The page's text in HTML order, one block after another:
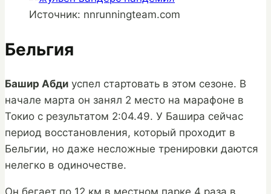
Источник: nnrunningteam.com
Бельгия
Башир Абди успел стартовать в этом сезоне. В
начале марта он занял 2 место на марафоне в
Токио с результатом 2:04.49. У Башира сейчас
период восстановления, который проходит в
Бельгии, но даже несложные тренировки даются
нелегко в одиночестве.